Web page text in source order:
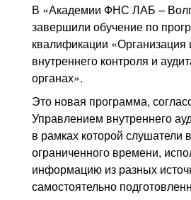
В «Академии ФНС ЛАБ –
завершили обучение по
квалификации
внутреннего контроля и
органах».
Это новая программа,
Управлением внутреннего
в рамках которой слушатели
ограниченного времени,
информацию из разных
самостоятельно